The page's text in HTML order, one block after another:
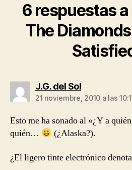
6 respuestas
The Diamonds
J.G. del Soldice:
21 noviembre, 2010 a las
Esto me ha sonado al «¿Y a
quién…
(¿Alaska?).
¿El ligero tinte electrónico